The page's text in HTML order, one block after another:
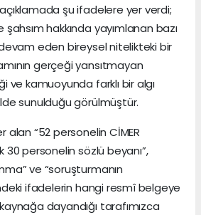
şu ifadelere yer verdi;
hakkında yayımlanan bazı
eden bireysel nitelikteki bir
gerçeği yansıtmayan
ve kamuoyunda farklı bir algı
sunulduğu görülmüştür.
alan “52 personelin CİMER
30 personelin sözlü beyanı”,
ve “soruşturmanın
ifadelerin hangi resmî belgeye
dayandığı tarafımızca